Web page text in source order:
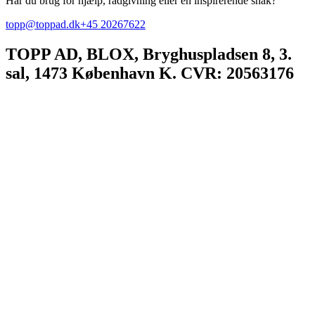
topp@toppad.dk+45 20267622
TOPP AD, BLOX, Bryghuspladsen 8, 3.
sal, 1473 København K. CVR: 20563176